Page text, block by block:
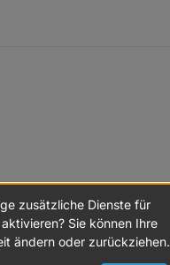
zusätzliche Dienste für
aktivieren? Sie können Ihre
ändern oder zurückziehen.